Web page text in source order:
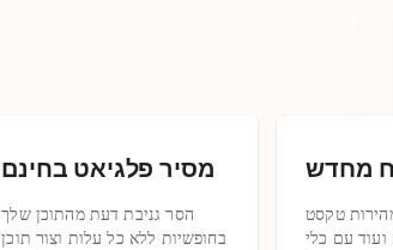
מסיר פלגיאט בחינם
הסר גניבת דעת מהתוכן שלך
בחופשיות ללא כל עלות וצור תוכן
מחדש
טקסט
ועוד עם כלי